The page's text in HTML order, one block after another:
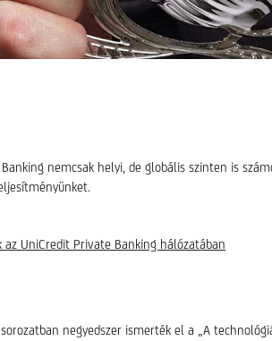
nemcsak helyi, de globális szinten is
az UniCredit Private Banking hálózatában
negyedszer ismerték el a „A